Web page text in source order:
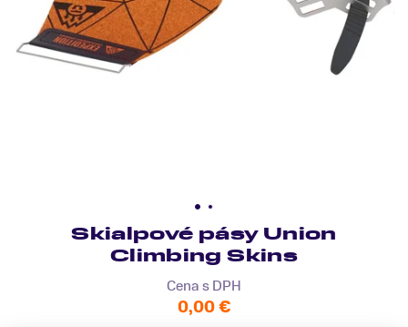
Skialpové pásy Union
Climbing Skins
Cena s DPH
0,00 €